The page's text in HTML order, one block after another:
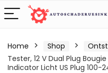
Home Shop
Tester, 12 V Dual Plug
Indicator Licht US Plug 100-